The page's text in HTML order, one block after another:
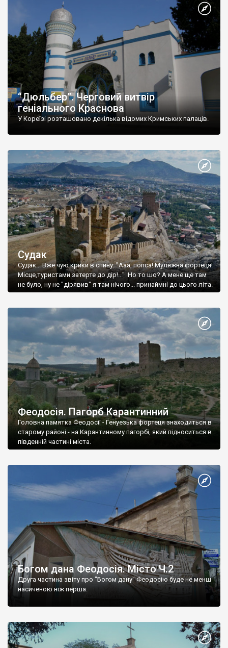
“Дюльбер”. Черговий витвір
геніального Краснова
У Кореїзі розташовано декілька відомих Кримських палаців.
Судак
Судак... Вже чую крики в спину: "Ааа, попса! Муляжна фортеця!
Місце,туристами затерте до дір!..." Но то шо? А мене ще там
не було, ну не "дірявив" я там нічого... принаймні до цього літа.
Феодосія. Пагорб Карантинний
Головна памятка Феодосії - Генуезька фортеця знаходиться в
старому районі - на Карантинному пагорбі, який підноситься в
південній частині міста.
Богом дана Феодосія. Місто Ч.2
Друга частина звіту про "Богом дану" Феодосію буде не менш
насиченою ніж перша.